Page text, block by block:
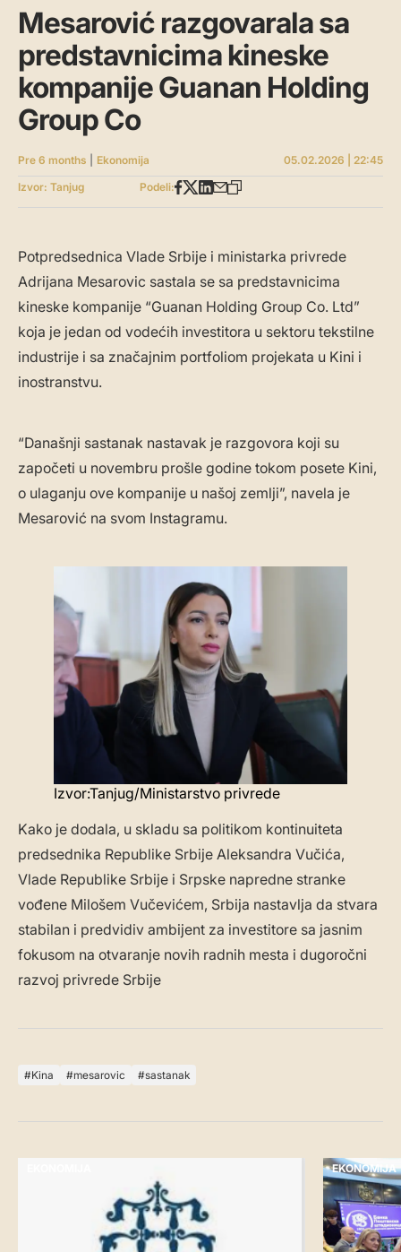
Mesarović razgovarala sa
predstavnicima kineske
kompanije Guanan Holding
Group Co
Pre 6 months Ekonomija
05.02.2026 | 22:45
Izvor: Tanjug
Podeli:
Potpredsednica Vlade Srbije i ministarka privrede
Adrijana Mesarovic sastala se sa predstavnicima
kineske kompanije “Guanan Holding Group Co. Ltd”
koja je jedan od vodećih investitora u sektoru tekstilne
industrije i sa značajnim portfoliom projekata u Kini i
inostranstvu.
“Današnji sastanak nastavak je razgovora koji su
započeti u novembru prošle godine tokom posete Kini,
o ulaganju ove kompanije u našoj zemlji”, navela je
Mesarović na svom Instagramu.
Izvor:Tanjug/Ministarstvo privrede
Kako je dodala, u skladu sa politikom kontinuiteta
predsednika Republike Srbije Aleksandra Vučića,
Vlade Republike Srbije i Srpske napredne stranke
vođene Milošem Vučevićem, Srbija nastavlja da stvara
stabilan i predvidiv ambijent za investitore sa jasnim
fokusom na otvaranje novih radnih mesta i dugoročni
razvoj privrede Srbije
Kina mesarovic sastanak
EKONOMIJA